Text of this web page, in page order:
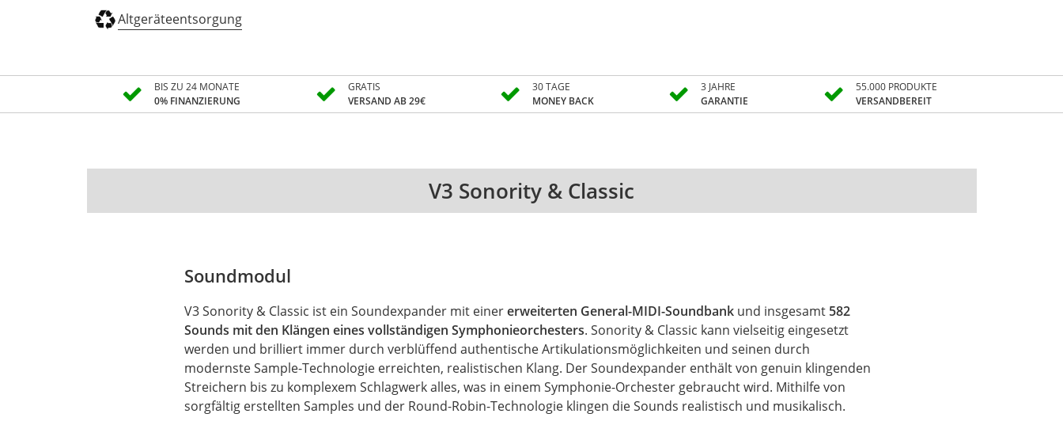
Altgeräteentsorgung
BIS ZU 24 MONATE
0% FINANZIERUNG
GRATIS
VERSAND AB 29€
30 TAGE
MONEY BACK
3 JAHRE
GARANTIE
55.000 PRODUKTE
VERSANDBEREIT
V3 Sonority & Classic
Soundmodul
V3 Sonority & Classic ist ein Soundexpander mit einererweiterten General-MIDI-Soundbank und insgesamt 582
Sounds mit den Klängen eines vollständigen Symphonieorchesters. Sonority & Classic kann vielseitig eingesetzt
werden und brilliert immer durch verblüffend authentische Artikulationsmöglichkeiten und seinen durch
modernste Sample-Technologie erreichten, realistischen Klang. Der Soundexpander enthält von genuin klingenden
Streichern bis zu komplexem Schlagwerk alles, was in einem Symphonie-Orchester gebraucht wird. Mithilfe von
sorgfältig erstellten Samples und der Round-Robin-Technologie klingen die Sounds realistisch und musikalisch.